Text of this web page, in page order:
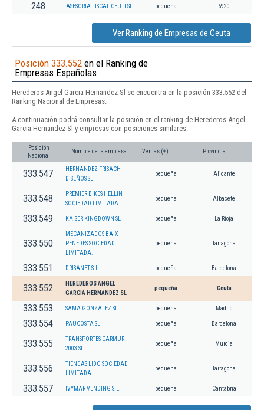
248 ASESORIA FISCAL CEUTI SL pequeña 6920
Ver Ranking de Empresas de Ceuta
Posición 333.552 en el Ranking de
Empresas Españolas
Herederos Angel Garcia Hernandez Sl se encuentra en la posición 333.552 del
Ranking Nacional de Empresas.
A continuación podrá consultar la posición en el ranking de Herederos Angel
Garcia Hernandez Sl y empresas con posiciones similares:
Posición
Nacional
Nombre de la empresa Ventas (€) Provincia
333.547
HERNANDEZ FRISACH
DISEÑOS SL
pequeña Alicante
333.548
PREMIER BIKES HELLIN
SOCIEDAD LIMITADA.
pequeña Albacete
333.549 KAISER KINGDOWN SL pequeña La Rioja
333.550
MECANIZADOS BAIX
PENEDES SOCIEDAD
LIMITADA.
pequeña Tarragona
333.551 DRISANET S.L. pequeña Barcelona
333.552
HEREDEROS ANGEL
GARCIA HERNANDEZ SL
pequeña Ceuta
333.553 SAMA GONZALEZ SL pequeña Madrid
333.554 PAUCOSTA SL pequeña Barcelona
333.555
TRANSPORTES CARMUR
2003 SL
pequeña Murcia
333.556
TIENDAS LIDO SOCIEDAD
LIMITADA.
pequeña Tarragona
333.557 IVYMAR VENDING S.L. pequeña Cantabria